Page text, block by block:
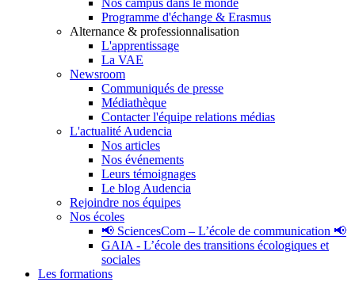
Nos campus dans le monde
Programme d'échange & Erasmus
Alternance & professionnalisation
L'apprentissage
La VAE
Newsroom
Communiqués de presse
Médiathèque
Contacter l'équipe relations médias
L'actualité Audencia
Nos articles
Nos événements
Leurs témoignages
Le blog Audencia
Rejoindre nos équipes
Nos écoles
📢 SciencesCom – L’école de communication 📢
GAIA - L’école des transitions écologiques et
sociales
Les formations